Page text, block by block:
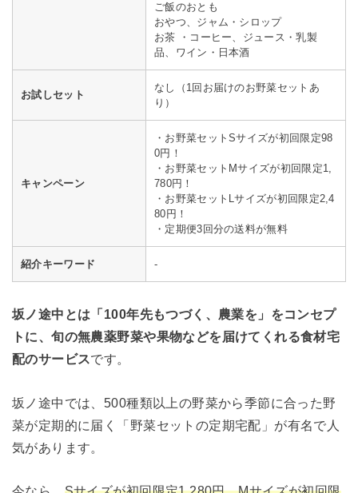
ご飯のおとも
おやつ、ジャム・シロップ
お茶 ・コーヒー、ジュース・乳製
品、ワイン・日本酒
お試しセット
なし（1回お届けのお野菜セットあ
り）
キャンペーン
・お野菜セットSサイズが初回限定98
0円！
・お野菜セットMサイズが初回限定1,
780円！
・お野菜セットLサイズが初回限定2,4
80円！
・定期便3回分の送料が無料
紹介キーワード -
坂ノ途中とは「100年先もつづく、農業を」をコンセプ
トに、旬の無農薬野菜や果物などを届けてくれる食材宅
配のサービスです。
坂ノ途中では、500種類以上の野菜から季節に合った野
菜が定期的に届く「野菜セットの定期宅配」が有名で人
気があります。